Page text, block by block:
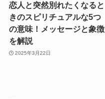
恋人と突然別れたくなると
きのスピリチュアルな5つ
の意味！メッセージと象徴
を解説
2025年3月22日